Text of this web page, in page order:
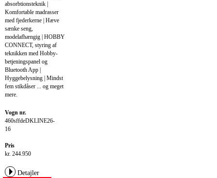
absorbtionsteknik |
Komfortable madrasser
med fjederkerne | Hæve
sænke seng,
modelafhængig | HOBBY
CONNECT, styring af
teknikken med Hobby-
betjeningspanel og
Bluetooth App |
Hyggebelysning | Mindst
fem stikdåser ... og meget
mere.
Vogn nr.
460sffdeDKLINE26-
16
Pris
kr. 244.950
Detajler